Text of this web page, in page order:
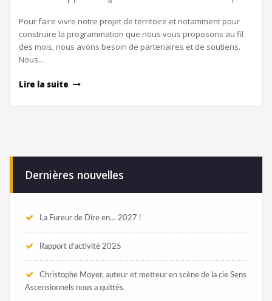
Pour faire vivre notre projet de territoire et notamment pour
construire la programmation que nous vous proposons au fil
des mois, nous avons besoin de partenaires et de soutiens.
Nous…
Lire la suite
Dernières nouvelles
La Fureur de Dire en… 2027 !
Rapport d’activité 2025
Christophe Moyer, auteur et metteur en scène de la cie Sens
Ascensionnels nous a quittés.